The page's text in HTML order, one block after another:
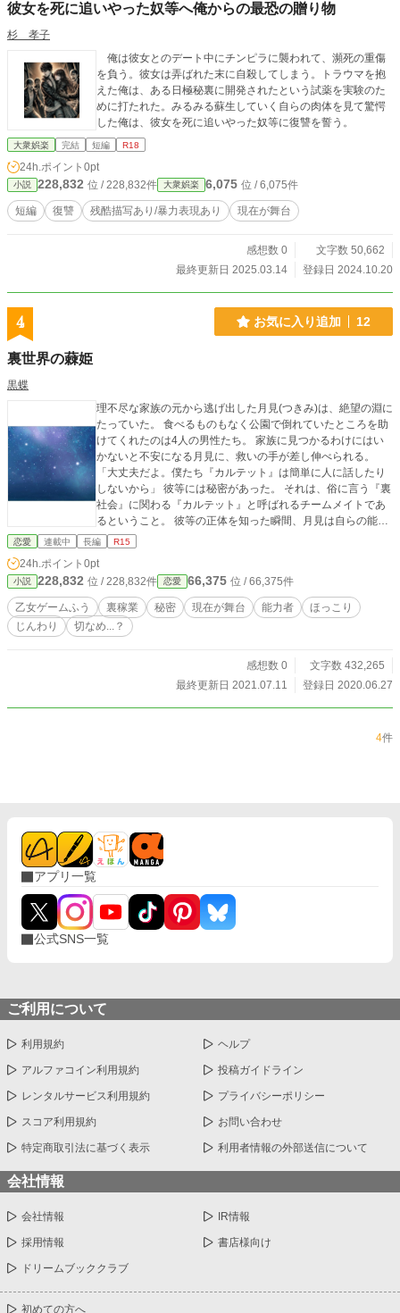
彼女を死に追いやった奴等へ俺からの最恐の贈り物
杉 孝子
俺は彼女とのデート中にチンピラに襲われて、瀕死の重傷
を負う。彼女は弄ばれた末に自殺してしまう。トラウマを抱
えた俺は、ある日極秘裏に開発されたという試薬を実験のた
めに打たれた。みるみる蘇生していく自らの肉体を見て驚愕
した俺は、彼女を死に追いやった奴等に復讐を誓う。
大衆娯楽 完結 短編 R18
24h.ポイント 0pt
小説 228,832 位 / 228,832件 大衆娯楽 6,075 位 / 6,075件
短編 復讐 残酷描写あり/暴力表現あり 現在が舞台
感想数 0
文字数 50,662
最終更新日 2025.03.14
登録日 2024.10.20
4 お気に入り追加 12
裏世界の蕀姫
黒蝶
理不尽な家族の元から逃げ出した月見(つきみ)は、絶望の淵に
たっていた。 食べるものもなく公園で倒れていたところを助
けてくれたのは4人の男性たち。 家族に見つかるわけにはい
かないと不安になる月見に、救いの手が差し伸べられる。
「大丈夫だよ。僕たち『カルテット』は簡単に人に話したり
しないから」 彼等には秘密があった。 それは、俗に言う『裏
社会』に関わる『カルテット』と呼ばれるチームメイトであ
るということ。 彼等の正体を知った瞬間、月見は自らの能力
を使いながら共に蕀の道を突き進んでいくことになる。 「こ
と真実の愛を誓う。 ──さあ、あなたは誰の手をとります
か？ ※念のためR-15指定にしてあります。
恋愛 連載中 長編 R15
24h.ポイント 0pt
小説 228,832 位 / 228,832件 恋愛 66,375 位 / 66,375件
乙女ゲームふう 裏稼業 秘密 現在が舞台 能力者
ほっこり
じんわり
切なめ...？
感想数 0
文字数 432,265
最終更新日 2021.07.11
登録日 2020.06.27
4件
アプリ一覧
公式SNS一覧
ご利用について
利用規約 ヘルプ
アルファコイン利用規約 投稿ガイドライン
レンタルサービス利用規約 プライバシーポリシー
スコア利用規約 お問い合わせ
特定商取引法に基づく表示 利用者情報の外部送信について
会社情報
会社情報 IR情報
採用情報 書店様向け
ドリームブッククラブ
初めての方へ